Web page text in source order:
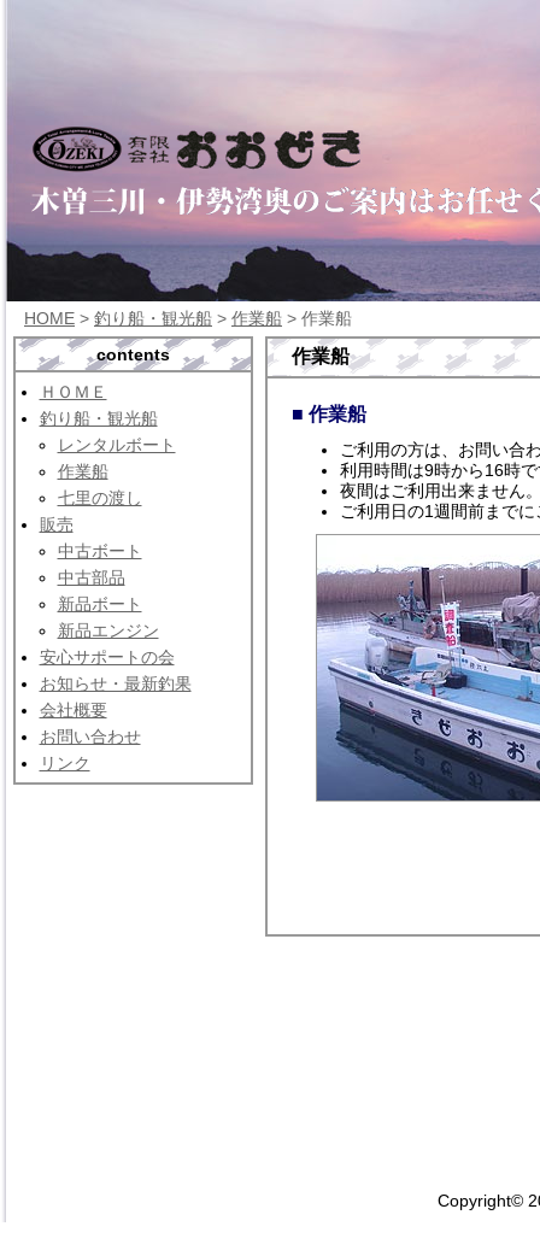
HOME > 釣り船・観光船 > 作業船 > 作業船
contents
ＨＯＭＥ
釣り船・観光船
レンタルボート
作業船
七里の渡し
販売
中古ボート
中古部品
新品ボート
新品エンジン
安心サポートの会
お知らせ・最新釣果
会社概要
お問い合わせ
リンク
作業船
■ 作業船
ご利用の方は、お問い合
利用時間は9時から16時
夜間はご利用出来ません
ご利用日の1週間前まで
Copyright©